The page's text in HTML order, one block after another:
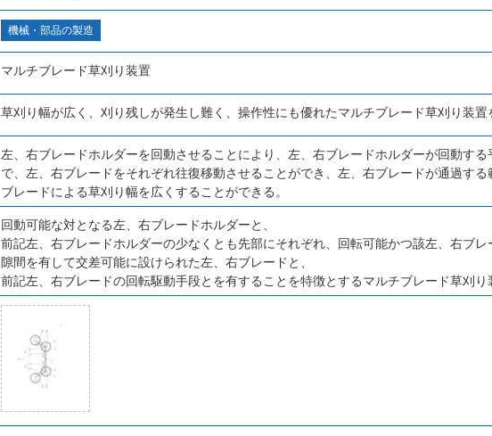
機械・部品の製造
マルチブレード草刈り装置
草刈り幅が広く、刈り残しが発生し難く、操作性にも優れたマルチブレード草刈り装置
左、右ブレードホルダーを回動させることにより、左、右ブレードホルダーが回動す
で、左、右ブレードをそれぞれ往復移動させることができ、左、右ブレードが通過す
ブレードによる草刈り幅を広くすることができる。
回動可能な対となる左、右ブレードホルダーと、
前記左、右ブレードホルダーの少なくとも先部にそれぞれ、回転可能かつ該左、右ブ
隙間を有して交差可能に設けられた左、右ブレードと、
前記左、右ブレードの回転駆動手段とを有することを特徴とするマルチブレード草刈り